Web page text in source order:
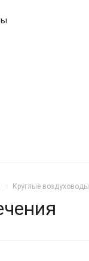
Круглые воздуховоды